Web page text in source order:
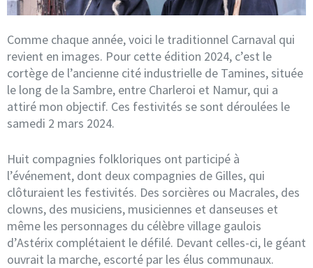
Comme chaque année, voici le traditionnel Carnaval qui
revient en images. Pour cette édition 2024, c’est le
cortège de l’ancienne cité industrielle de Tamines, située
le long de la Sambre, entre Charleroi et Namur, qui a
attiré mon objectif. Ces festivités se sont déroulées le
samedi 2 mars 2024.
Huit compagnies folkloriques ont participé à
l’événement, dont deux compagnies de Gilles, qui
clôturaient les festivités. Des sorcières ou Macrales, des
clowns, des musiciens, musiciennes et danseuses et
même les personnages du célèbre village gaulois
d’Astérix complétaient le défilé. Devant celles-ci, le géant
ouvrait la marche, escorté par les élus communaux.